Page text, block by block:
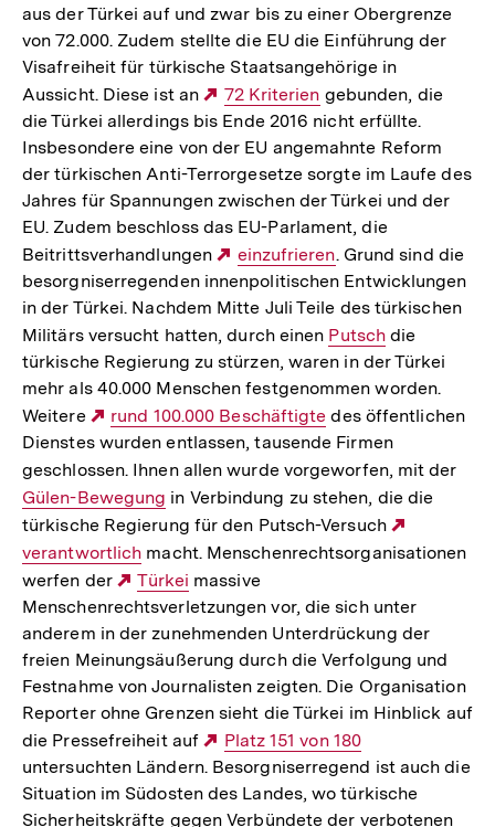
aus der Türkei auf und zwar bis zu einer Obergrenze
von 72.000. Zudem stellte die EU die Einführung der
Visafreiheit für türkische Staatsangehörige in
Aussicht. Diese ist an
Externer
Link:
72 Kriterien gebunden, die
die Türkei allerdings bis Ende 2016 nicht erfüllte.
Insbesondere eine von der EU angemahnte Reform
der türkischen Anti-Terrorgesetze sorgte im Laufe des
Jahres für Spannungen zwischen der Türkei und der
EU. Zudem beschloss das EU-Parlament, die
Beitrittsverhandlungen
Externer
Link:
einzufrieren. Grund sind die
besorgniserregenden innenpolitischen Entwicklungen
in der Türkei. Nachdem Mitte Juli Teile des türkischen
Militärs versucht hatten, durch einen Interner
Link:
Putschdie
türkische Regierung zu stürzen, waren in der Türkei
mehr als 40.000 Menschen festgenommen worden.
Weitere
Externer
Link:
rund 100.000 Beschäftigte des öffentlichen
Dienstes wurden entlassen, tausende Firmen
geschlossen. Ihnen allen wurde vorgeworfen, mit der
Gülen-Bewegung in Verbindung zu stehen, die die
türkische Regierung für den Putsch-Versuch
Link:
verantwortlich macht. Menschenrechtsorganisationen
werfen der
Externer
Link:
Türkei massive
Menschenrechtsverletzungen vor, die sich unter
anderem in der zunehmenden Unterdrückung der
freien Meinungsäußerung durch die Verfolgung und
Festnahme von Journalisten zeigten. Die Organisation
Reporter ohne Grenzen sieht die Türkei im Hinblick auf
die Pressefreiheit auf
Externer
Link:
Platz 151 von 180
untersuchten Ländern. Besorgniserregend ist auch die
Situation im Südosten des Landes, wo türkische
Sicherheitskräfte gegen Verbündete der verbotenen